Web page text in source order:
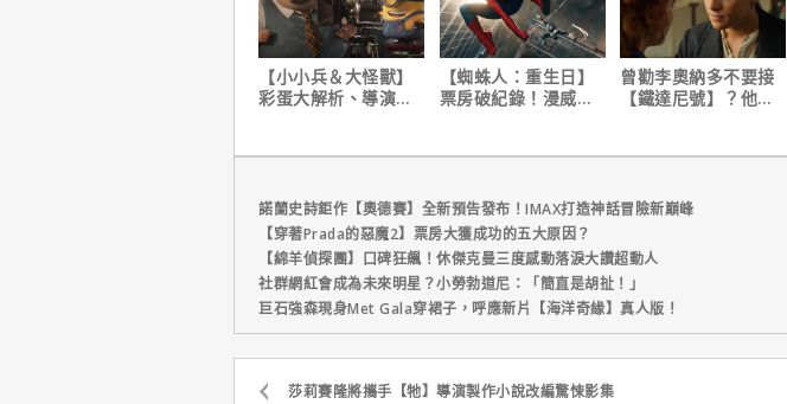
【小小兵＆大怪獸】
彩蛋大解析、導演皮
【蜘蛛人：重生日】
票房破紀錄！漫威總
曾勸李奧納多不要接
【鐵達尼號】？他
諾蘭史詩鉅作【奧德賽】全新預告發布！IMAX打造神話冒險新巔峰
【穿著Prada的惡魔2】票房大獲成功的五大原因？
【綿羊偵探團】口碑狂飆！休傑克曼三度感動落淚大讚超動人
社群網紅會成為未來明星？小勞勃道尼：「簡直是胡扯！」
巨石強森現身Met Gala穿裙子，呼應新片【海洋奇緣】真人版！
莎莉賽隆將攜手【牠】導演製作小說改編驚悚影集